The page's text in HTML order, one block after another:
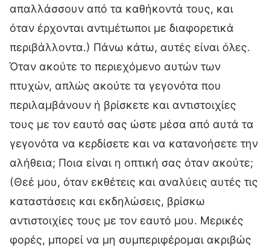
απαλλάσσουν από τα καθήκοντά τους, και
όταν έρχονται αντιμέτωποι με διαφορετικά
περιβάλλοντα.) Πάνω κάτω, αυτές είναι όλες.
Όταν ακούτε το περιεχόμενο αυτών των
πτυχών, απλώς ακούτε τα γεγονότα που
περιλαμβάνουν ή βρίσκετε και αντιστοιχίες
τους με τον εαυτό σας ώστε μέσα από αυτά τα
γεγονότα να κερδίσετε και να κατανοήσετε την
αλήθεια; Ποια είναι η οπτική σας όταν ακούτε;
(Θεέ μου, όταν εκθέτεις και αναλύεις αυτές τις
καταστάσεις και εκδηλώσεις, βρίσκω
αντιστοιχίες τους με τον εαυτό μου. Μερικές
φορές, μπορεί να μη συμπεριφέρομαι ακριβώς